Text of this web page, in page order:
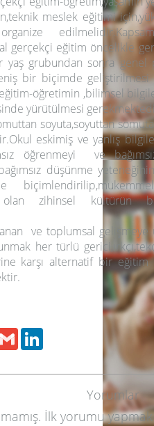
meslek eğitimi
gerçekçi eğitim öncelikle
yaş grubundan sonra
bir biçimde geliştirilmesi
öğretimin ,bilimsel
yürütülmesi
soyuta,soyuttan
eskimiş ve yanlış
öğrenmeyi ve
düşünme
olan zihinsel kültürün
ve toplumsal
her türlü
karşı alternatif bir eğitim
Gmail
Yorumlar
İlk yorumu